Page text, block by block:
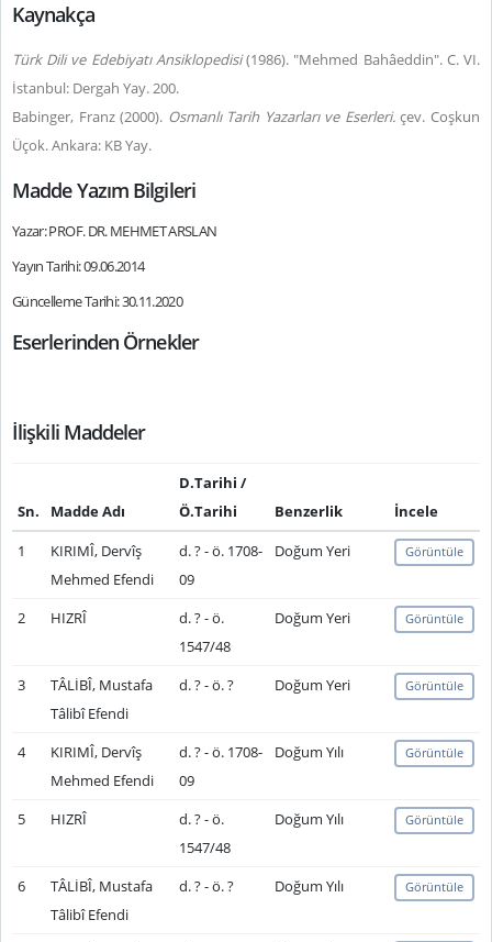
Kaynakça
Türk Dili ve Edebiyatı Ansiklopedisi(1986). "Mehmed Bahâeddin". C. VI.
İstanbul: Dergah Yay. 200.
Babinger, Franz (2000). Osmanlı Tarih Yazarları ve Eserleri.çev. Coşkun
Üçok. Ankara: KB Yay.
Madde Yazım Bilgileri
Yazar: PROF. DR. MEHMET ARSLAN
Yayın Tarihi: 09.06.2014
Güncelleme Tarihi: 30.11.2020
Eserlerinden Örnekler
İlişkili Maddeler
Sn. Madde Adı
D.Tarihi /
Ö.Tarihi
Benzerlik
İncele
1
KIRIMÎ, Dervîş
Mehmed Efendi
d. ? - ö. 1708-
09
Doğum Yeri Görüntüle
2 HIZRÎ
d. ? - ö.
1547/48
Doğum Yeri Görüntüle
3
TÂLİBÎ, Mustafa
Tâlibî Efendi
d. ? - ö. ? Doğum Yeri Görüntüle
4
KIRIMÎ, Dervîş
Mehmed Efendi
d. ? - ö. 1708-
09
Doğum Yılı Görüntüle
5 HIZRÎ
d. ? - ö.
1547/48
Doğum Yılı Görüntüle
6
TÂLİBÎ, Mustafa
Tâlibî Efendi
d. ? - ö. ? Doğum Yılı Görüntüle